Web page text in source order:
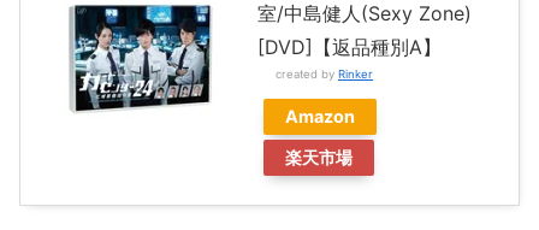
室/中島健人(Sexy Zone)
[DVD]【返品種別A】
created by Rinker
Amazon
楽天市場